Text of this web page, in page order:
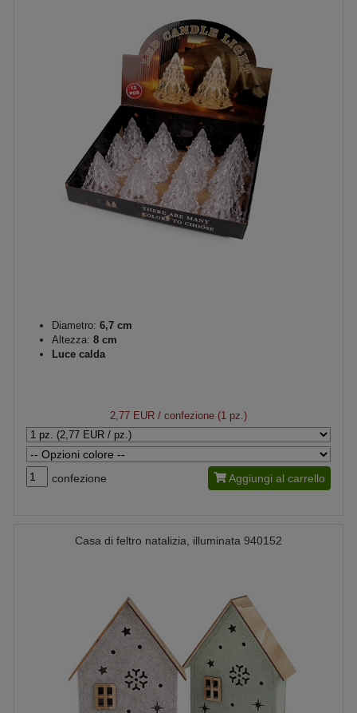
Diametro: 6,7 cm
Altezza: 8 cm
Luce calda
2,77 EUR / confezione (1 pz.)
confezione Aggiungi al carrello
Casa di feltro natalizia, illuminata 940152